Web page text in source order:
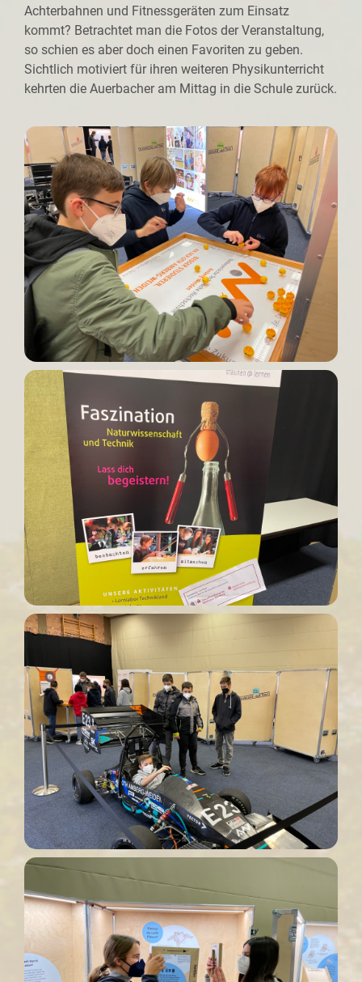
Achterbahnen und Fitnessgeräten zum Einsatz
kommt? Betrachtet man die Fotos der Veranstaltung,
so schien es aber doch einen Favoriten zu geben.
Sichtlich motiviert für ihren weiteren Physikunterricht
kehrten die Auerbacher am Mittag in die Schule zurück.